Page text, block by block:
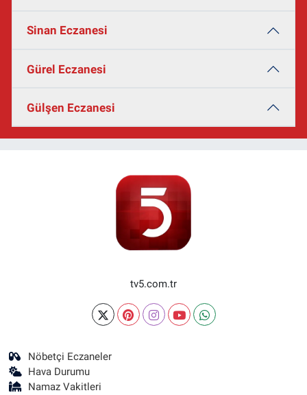
Sinan Eczanesi
Gürel Eczanesi
Gülşen Eczanesi
tv5.com.tr
Nöbetçi Eczaneler
Hava Durumu
Namaz Vakitleri